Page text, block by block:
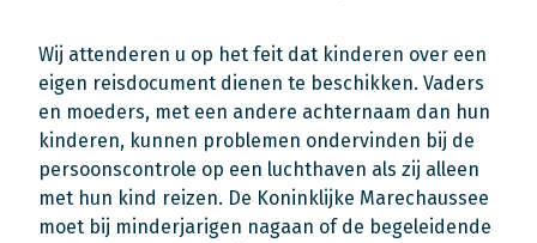
Wij attenderen u op het feit dat kinderen over een
eigen reisdocument dienen te beschikken. Vaders
en moeders, met een andere achternaam dan hun
kinderen, kunnen problemen ondervinden bij de
persoonscontrole op een luchthaven als zij alleen
met hun kind reizen. De Koninklijke Marechaussee
moet bij minderjarigen nagaan of de begeleidende